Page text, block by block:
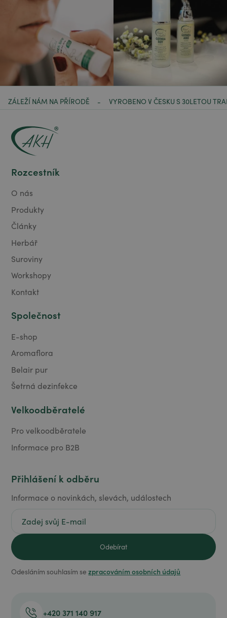
ZÁLEŽÍ NÁM NA PŘÍRODĚ - VYROBENO V ČESKU S 30LETOU
Rozcestník
O nás
Produkty
Články
Herbář
Suroviny
Workshopy
Kontakt
Společnost
E-shop
Aromaflora
Belair pur
Šetrná dezinfekce
Velkoodběratelé
Pro velkoodběratele
Informace pro B2B
Přihlášení k odběru
Informace o novinkách, slevách, událostech
Odesláním souhlasím sezpracováním osobních údajů
+420 371 140 917